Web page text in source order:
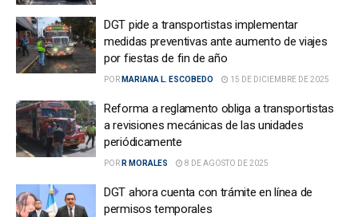
DGT pide a transportistas implementar
medidas preventivas ante aumento de viajes
por fiestas de fin de año
POR MARIANA L. ESCOBEDO 15 DE DICIEMBRE DE 2025
Reforma a reglamento obliga a transportistas
a revisiones mecánicas de las unidades
periódicamente
POR R MORALES 8 DE AGOSTO DE 2025
DGT ahora cuenta con trámite en línea de
permisos temporales